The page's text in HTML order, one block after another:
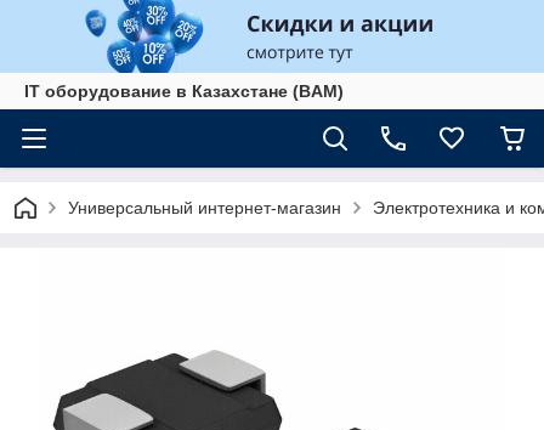
IT оборудование в Казахстане (BAM)
Универсальный интернет-магазин Электротехника и